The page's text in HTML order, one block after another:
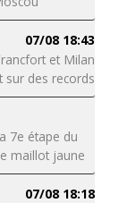
07/08 18:43
et Milan
sur des records
7e étape du
maillot jaune
07/08 18:18